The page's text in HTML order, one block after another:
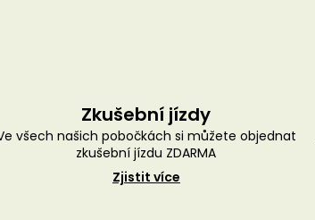
Zkušební jízdy
všech našich pobočkách si můžete objednat
zkušební jízdu ZDARMA
Zjistit více